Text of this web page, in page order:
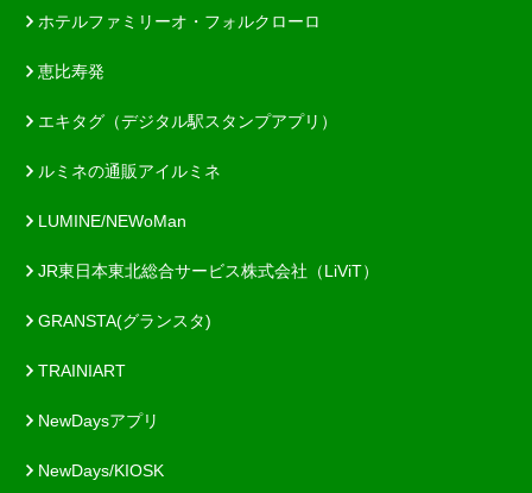
ホテルファミリーオ・フォルクローロ
恵比寿発
エキタグ（デジタル駅スタンプアプリ）
ルミネの通販アイルミネ
LUMINE/NEWoMan
JR東日本東北総合サービス株式会社（LiViT）
GRANSTA(グランスタ)
TRAINIART
NewDaysアプリ
NewDays/KIOSK